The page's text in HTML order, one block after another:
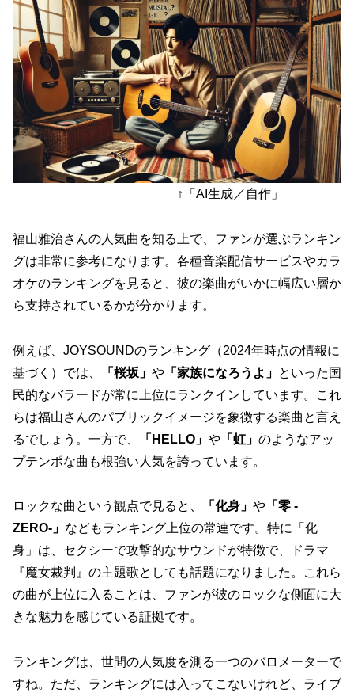
↑「AI生成／自作」
福山雅治さんの人気曲を知る上で、ファンが選ぶランキン
グは非常に参考になります。各種音楽配信サービスやカラ
オケのランキングを見ると、彼の楽曲がいかに幅広い層か
ら支持されているかが分かります。
例えば、JOYSOUNDのランキング（2024年時点の情報に
基づく）では、
「桜坂」 や 「家族になろうよ」 といった国
民的なバラードが常に上位にランクインしています。これ
らは福山さんのパブリックイメージを象徴する楽曲と言え
るでしょう。一方で、
「HELLO」 や 「虹」 のようなアッ
プテンポな曲も根強い人気を誇っています。
ロックな曲という観点で見ると、 「化身」 や 「零 -
ZERO-」 などもランキング上位の常連です。特に「化
身」は、セクシーで攻撃的なサウンドが特徴で、ドラマ
『魔女裁判』の主題歌としても話題になりました。これら
の曲が上位に入ることは、ファンが彼のロックな側面に大
きな魅力を感じている証拠です。
ランキングは、世間の人気度を測る一つのバロメーターで
すね。ただ、ランキングには入ってこないけれど、ライブ